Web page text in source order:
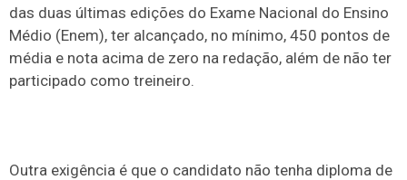
das duas últimas edições do Exame Nacional do Ensino
Médio (Enem), ter alcançado, no mínimo, 450 pontos de
média e nota acima de zero na redação, além de não ter
participado como treineiro.
Outra exigência é que o candidato não tenha diploma de